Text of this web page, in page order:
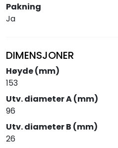
Pakning
Ja
DIMENSJONER
Høyde (mm)
153
Utv. diameter A (mm)
96
Utv. diameter B (mm)
26